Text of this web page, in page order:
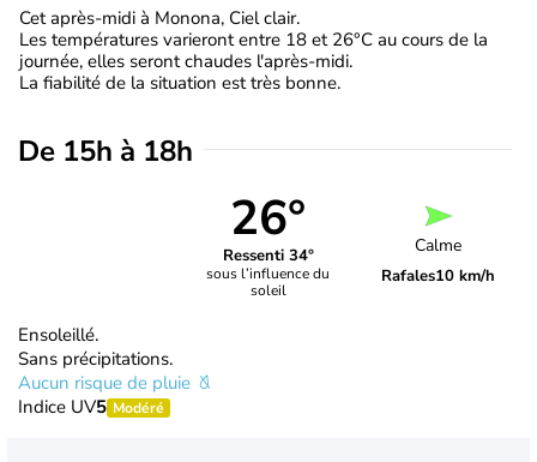
Cet après-midi à Monona, Ciel clair.
Les températures varieront entre 18 et 26°C au cours de la
journée, elles seront chaudes l'après-midi.
La fiabilité de la situation est très bonne.
De 15h à 18h
26°
Ressenti 34°
sous l’influence du
soleil
Calme
Rafales10 km/h
Ensoleillé.
Sans précipitations.
Aucun risque de pluie
Indice UV5 Modéré